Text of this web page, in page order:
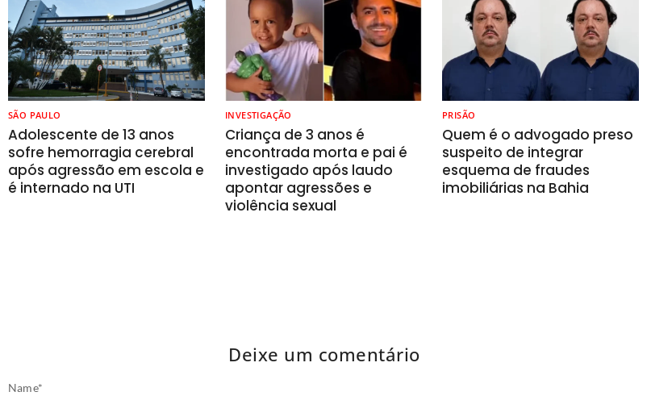
SÃO PAULO
Adolescente de 13 anos
sofre hemorragia cerebral
após agressão em escola e
é internado na UTI
INVESTIGAÇÃO
Criança de 3 anos é
encontrada morta e pai é
investigado após laudo
apontar agressões e
violência sexual
PRISÃO
Quem é o advogado preso
suspeito de integrar
esquema de fraudes
imobiliárias na Bahia
Deixe um comentário
Name*